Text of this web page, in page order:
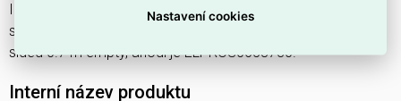
ISM20200 Post 1-sided 0.7 m empty, anodized , obslužný
sloupek nabízíme od 1 ks. Kód EMAS ISM20200 Post 1-
sided 0.7 m empty, anodi je ELPROS0658730.
Interní název produktu
Nastavení cookies